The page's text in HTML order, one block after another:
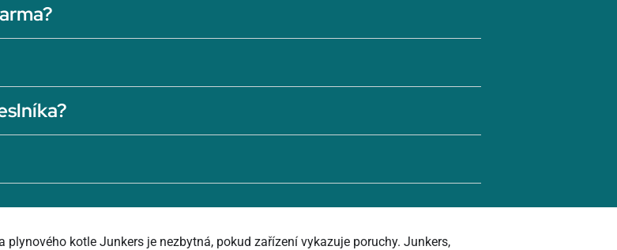
plynového kotle Junkers je nezbytná, pokud zařízení vykazuje poruchy. Junkers,